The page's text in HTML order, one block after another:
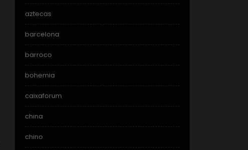
aztecas
barcelona
barroco
bohemia
caixaforum
china
chino